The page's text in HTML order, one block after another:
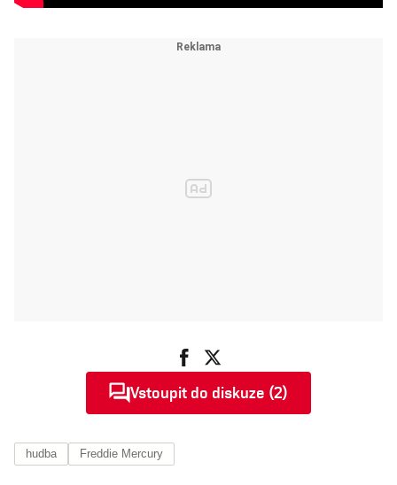
Vstoupit do diskuze (2)
hudba Freddie Mercury